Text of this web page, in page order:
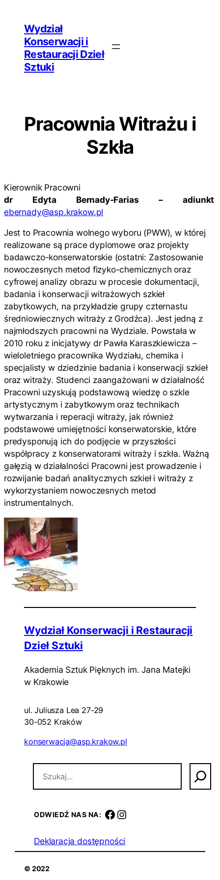
Wydział
Konserwacji i
Restauracji Dzieł
Sztuki
Pracownia Witrażu i
Szkła
Kierownik Pracowni
dr Edyta Bernady-Farias – adiunkt
ebernady@asp.krakow.pl
Jest to Pracownia wolnego wyboru (PWW), w której
realizowane są prace dyplomowe oraz projekty
badawczo-konserwatorskie (ostatni: Zastosowanie
nowoczesnych metod fizyko-chemicznych oraz
cyfrowej analizy obrazu w procesie dokumentacji,
badania i konserwacji witrażowych szkieł
zabytkowych, na przykładzie grupy czternastu
średniowiecznych witraży z Grodźca). Jest jedną z
najmłodszych pracowni na Wydziale. Powstała w
2010 roku z inicjatywy dr Pawła Karaszkiewicza –
wieloletniego pracownika Wydziału, chemika i
specjalisty w dziedzinie badania i konserwacji szkieł
oraz witraży. Studenci zaangażowani w działalność
Pracowni uzyskują podstawową wiedzę o szkle
artystycznym i zabytkowym oraz technikach
wytwarzania i reperacji witraży, jak również
podstawowe umiejętności konserwatorskie, które
predysponują ich do podjęcie w przyszłości
współpracy z konserwatorami witraży i szkła. Ważną
gałęzią w działalności Pracowni jest prowadzenie i
rozwijanie badań analitycznych szkieł i witraży z
wykorzystaniem nowoczesnych metod
instrumentalnych.
Wydział Konserwacji i Restauracji
Dzieł Sztuki
Akademia Sztuk Pięknych im. Jana Matejki
w Krakowie
ul. Juliusza Lea 27-29
30-052 Kraków
konserwacja@asp.krakow.pl
ODWIEDŹ NAS NA: facebook instagram
Deklaracja dostępności
© 2022